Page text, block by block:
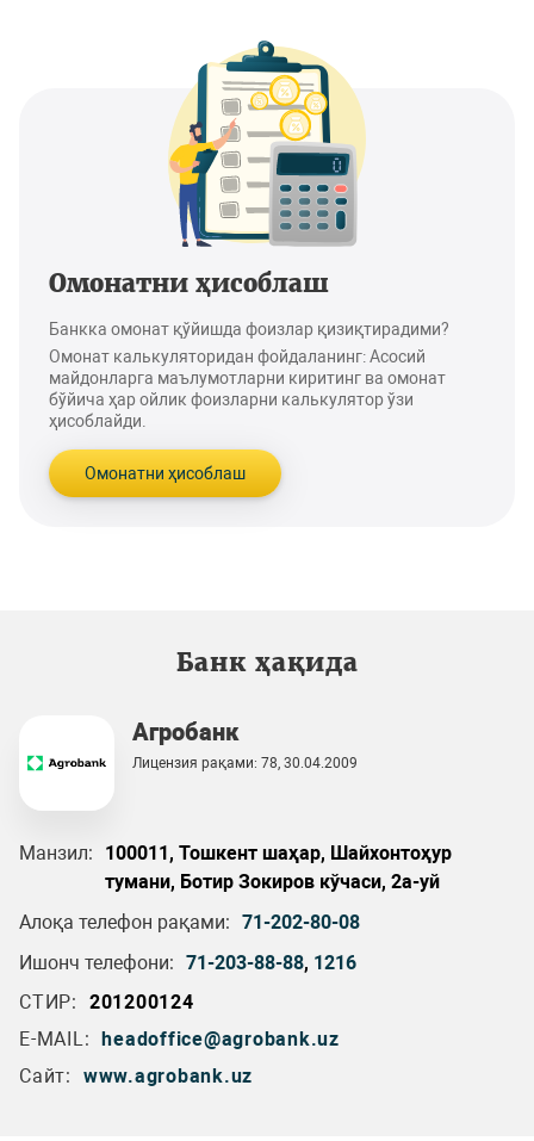
Омонатни ҳисоблаш
Банкка омонат қўйишда фоизлар қизиқтирадими?
Омонат калькуляторидан фойдаланинг: Асосий
майдонларга маълумотларни киритинг ва омонат
бўйича ҳар ойлик фоизларни калькулятор ўзи
ҳисоблайди.
Омонатни ҳисоблаш
Банк ҳақида
Агробанк
Лицензия рақами: 78, 30.04.2009
Манзил:
100011, Тошкент шаҳар, Шайхонтоҳур
тумани, Ботир Зокиров кўчаси, 2а-уй
Алоқа телефон рақами: 71-202-80-08
Ишонч телефони: 71-203-88-88, 1216
СТИР:
201200124
E-MAIL: headoffice@agrobank.uz
Сайт:
www.agrobank.uz